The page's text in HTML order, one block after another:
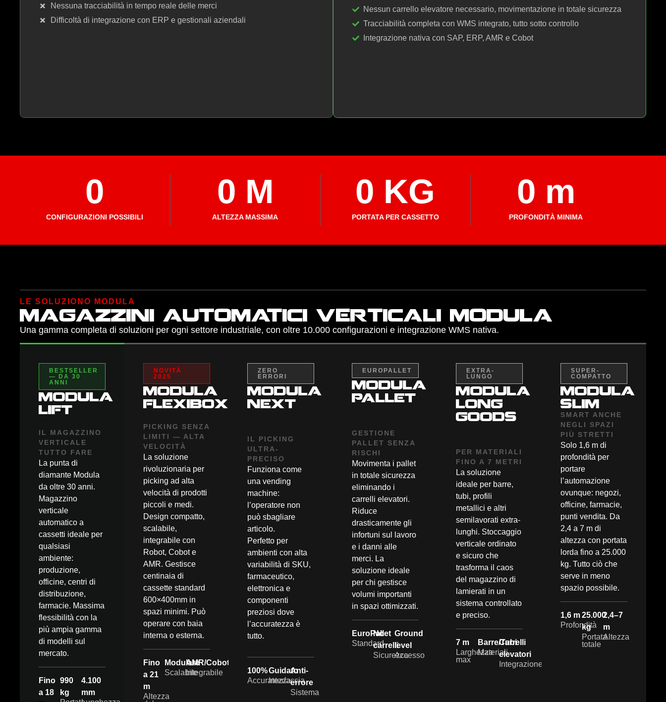
Nessuna tracciabilità in tempo reale delle merci
Difficoltà di integrazione con ERP e gestionali aziendali
Nessun carrello elevatore necessario, movimentazione in totale sicurezza
Tracciabilità completa con WMS integrato, tutto sotto controllo
Integrazione nativa con SAP, ERP, AMR e Cobot
CONFIGURAZIONI POSSIBILI
0
ALTEZZA MASSIMA
0 M
PORTATA PER CASSETTO
0 KG
PROFONDITÀ MINIMA
0 m
LE SOLUZIONO MODULA
magazzini automatici verticali modula
Una gamma completa di soluzioni per ogni settore industriale, con oltre 10.000 configurazioni e integrazione WMS nativa.
BESTSELLER
— DA 30
ANNI
modula
lift
IL MAGAZZINO
VERTICALE
TUTTO FARE
La punta di
diamante Modula
da oltre 30 anni.
Magazzino
verticale
automatico a
cassetti ideale per
qualsiasi
ambiente:
produzione,
officine, centri di
distribuzione,
farmacie. Massima
flessibilità con la
più ampia gamma
di modelli sul
mercato.
Fino
a 18
990
kg
4.100
mm
NOVITÀ
2025
modula
flexibox
PICKING SENZA
LIMITI — ALTA
VELOCITÀ
La soluzione
rivoluzionaria per
picking ad alta
velocità di prodotti
piccoli e medi.
Design compatto,
scalabile,
integrabile con
Robot, Cobot e
AMR. Gestisce
centinaia di
cassette standard
600×400mm in
spazi minimi. Può
operare con baia
interna o esterna.
Fino
a 21
m
Altezza
Modulare
Scalabile
AMR/Cobot
Integrabile
ZERO
ERRORI
modula
next
IL PICKING
ULTRA-
PRECISO
Funziona come
una vending
machine:
l’operatore non
può sbagliare
articolo.
Perfetto per
ambienti con alta
variabilità di SKU,
farmaceutico,
elettronica e
componenti
preziosi dove
l’accuratezza è
tutto.
100%
Accuratezza
Guidato
Interfaccia
Anti-
errore
Sistema
EUROPALLET
modula
pallet
GESTIONE
PALLET SENZA
RISCHI
Movimenta i pallet
in totale sicurezza
eliminando i
carrelli elevatori.
Riduce
drasticamente gli
infortuni sul lavoro
e i danni alle
merci. La
soluzione ideale
per chi gestisce
volumi importanti
in spazi ottimizzati.
EuroPallet
Standard
No
carrelli
Sicurezza
Ground
level
Accesso
EXTRA-
LUNGO
modula
long
goods
PER MATERIALI
FINO A 7 METRI
La soluzione
ideale per barre,
tubi, profili
metallici e altri
semilavorati extra-
lunghi. Stoccaggio
verticale ordinato
e sicuro che
trasforma il caos
del magazzino di
lamierati in un
sistema controllato
e preciso.
7 m
Larghezza
max
Barre/Tubi
Materiali
Carrelli
elevatori
Integrazione
SUPER-
COMPATTO
modula
slim
SMART ANCHE
NEGLI SPAZI
PIÙ STRETTI
Solo 1,6 m di
profondità per
portare
l’automazione
ovunque: negozi,
officine, farmacie,
punti vendita. Da
2,4 a 7 m di
altezza con portata
lorda fino a 25.000
kg. Tutto ciò che
serve in meno
spazio possibile.
1,6 m
Profondità
25.000
kg
Portata
totale
2,4–7
m
Altezza